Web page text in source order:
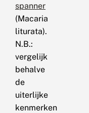
spanner
(Macaria
liturata).
N.B.:
vergelijk
behalve
de
uiterlijke
kenmerken